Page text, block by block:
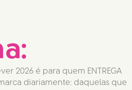
2026 é para quem ENTREGA
diariamente: daquelas que